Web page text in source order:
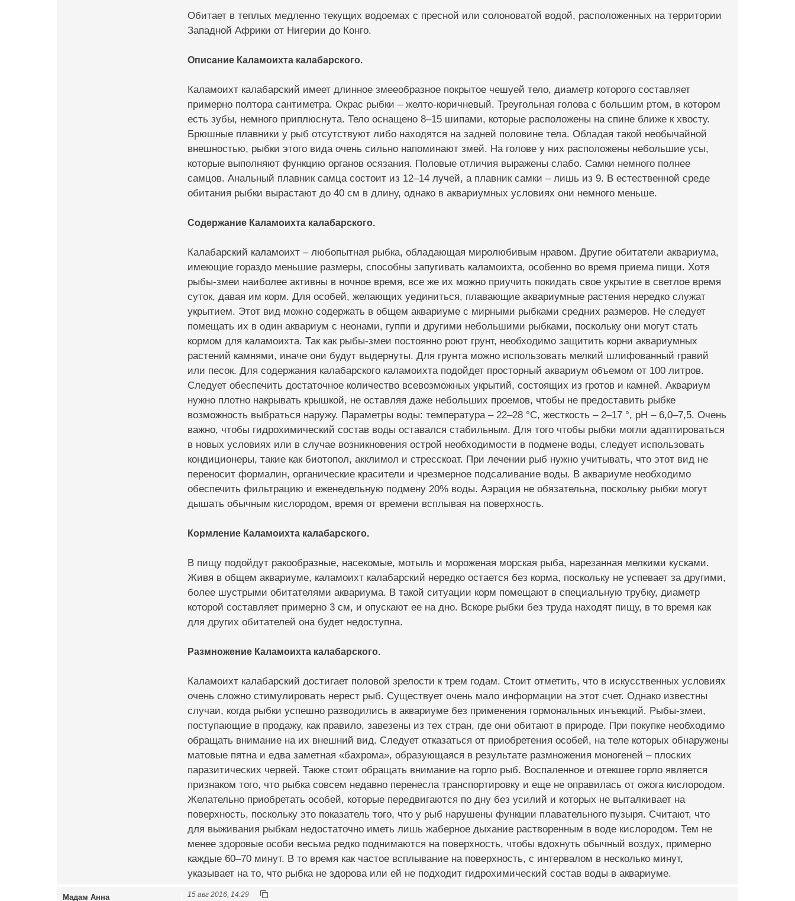
Обитает в теплых медленно текущих водоемах с пресной или солоноватой водой, расположенных на территории
Западной Африки от Нигерии до Конго.
Описание Каламоихта калабарского.
Каламоихт калабарский имеет длинное змееобразное покрытое чешуей тело, диаметр которого составляет
примерно полтора сантиметра. Окрас рыбки – желто-коричневый. Треугольная голова с большим ртом, в котором
есть зубы, немного приплюснута. Тело оснащено 8–15 шипами, которые расположены на спине ближе к хвосту.
Брюшные плавники у рыб отсутствуют либо находятся на задней половине тела. Обладая такой необычайной
внешностью, рыбки этого вида очень сильно напоминают змей. На голове у них расположены небольшие усы,
которые выполняют функцию органов осязания. Половые отличия выражены слабо. Самки немного полнее
самцов. Анальный плавник самца состоит из 12–14 лучей, а плавник самки – лишь из 9. В естественной среде
обитания рыбки вырастают до 40 см в длину, однако в аквариумных условиях они немного меньше.
Содержание Каламоихта калабарского.
Калабарский каламоихт – любопытная рыбка, обладающая миролюбивым нравом. Другие обитатели аквариума,
имеющие гораздо меньшие размеры, способны запугивать каламоихта, особенно во время приема пищи. Хотя
рыбы-змеи наиболее активны в ночное время, все же их можно приучить покидать свое укрытие в светлое время
суток, давая им корм. Для особей, желающих уединиться, плавающие аквариумные растения нередко служат
укрытием. Этот вид можно содержать в общем аквариуме с мирными рыбками средних размеров. Не следует
помещать их в один аквариум с неонами, гуппи и другими небольшими рыбками, поскольку они могут стать
кормом для каламоихта. Так как рыбы-змеи постоянно роют грунт, необходимо защитить корни аквариумных
растений камнями, иначе они будут выдернуты. Для грунта можно использовать мелкий шлифованный гравий
или песок. Для содержания калабарского каламоихта подойдет просторный аквариум объемом от 100 литров.
Следует обеспечить достаточное количество всевозможных укрытий, состоящих из гротов и камней. Аквариум
нужно плотно накрывать крышкой, не оставляя даже небольших проемов, чтобы не предоставить рыбке
возможность выбраться наружу. Параметры воды: температура – 22–28 °С, жесткость – 2–17 °, pH – 6,0–7,5. Очень
важно, чтобы гидрохимический состав воды оставался стабильным. Для того чтобы рыбки могли адаптироваться
в новых условиях или в случае возникновения острой необходимости в подмене воды, следует использовать
кондиционеры, такие как биотопол, акклимол и стресскоат. При лечении рыб нужно учитывать, что этот вид не
переносит формалин, органические красители и чрезмерное подсаливание воды. В аквариуме необходимо
обеспечить фильтрацию и еженедельную подмену 20% воды. Аэрация не обязательна, поскольку рыбки могут
дышать обычным кислородом, время от времени всплывая на поверхность.
Кормление Каламоихта калабарского.
В пищу подойдут ракообразные, насекомые, мотыль и мороженая морская рыба, нарезанная мелкими кусками.
Живя в общем аквариуме, каламоихт калабарский нередко остается без корма, поскольку не успевает за другими,
более шустрыми обитателями аквариума. В такой ситуации корм помещают в специальную трубку, диаметр
которой составляет примерно 3 см, и опускают ее на дно. Вскоре рыбки без труда находят пищу, в то время как
для других обитателей она будет недоступна.
Размножение Каламоихта калабарского.
Каламоихт калабарский достигает половой зрелости к трем годам. Стоит отметить, что в искусственных условиях
очень сложно стимулировать нерест рыб. Существует очень мало информации на этот счет. Однако известны
случаи, когда рыбки успешно разводились в аквариуме без применения гормональных инъекций. Рыбы-змеи,
поступающие в продажу, как правило, завезены из тех стран, где они обитают в природе. При покупке необходимо
обращать внимание на их внешний вид. Следует отказаться от приобретения особей, на теле которых обнаружены
матовые пятна и едва заметная «бахрома», образующаяся в результате размножения моногеней – плоских
паразитических червей. Также стоит обращать внимание на горло рыб. Воспаленное и отекшее горло является
признаком того, что рыбка совсем недавно перенесла транспортировку и еще не оправилась от ожога кислородом.
Желательно приобретать особей, которые передвигаются по дну без усилий и которых не выталкивает на
поверхность, поскольку это показатель того, что у рыб нарушены функции плавательного пузыря. Считают, что
для выживания рыбкам недостаточно иметь лишь жаберное дыхание растворенным в воде кислородом. Тем не
менее здоровые особи весьма редко поднимаются на поверхность, чтобы вдохнуть обычный воздух, примерно
каждые 60–70 минут. В то время как частое всплывание на поверхность, с интервалом в несколько минут,
указывает на то, что рыбка не здорова или ей не подходит гидрохимический состав воды в аквариуме.
Мадам Анна 15 авг 2016, 14:29